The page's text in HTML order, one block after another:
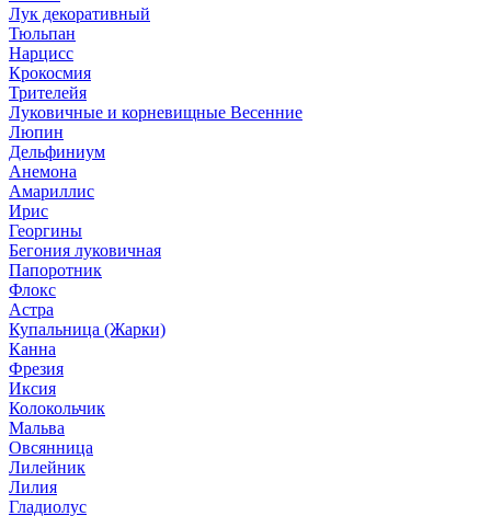
Лук декоративный
Тюльпан
Нарцисс
Крокосмия
Трителейя
Луковичные и корневищные Весенние
Люпин
Дельфиниум
Анемона
Амариллис
Ирис
Георгины
Бегония луковичная
Папоротник
Флокс
Астра
Купальница (Жарки)
Канна
Фрезия
Иксия
Колокольчик
Мальва
Овсянница
Лилейник
Лилия
Гладиолус